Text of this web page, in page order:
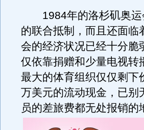
1984年的洛杉矶奥运
的联合抵制，而且还面
会的经济状况已经十分脆
仅依靠捐赠和少量电视转
最大的体育组织仅仅剩
万美元的流动现金，已别
员的差旅费都无处报销